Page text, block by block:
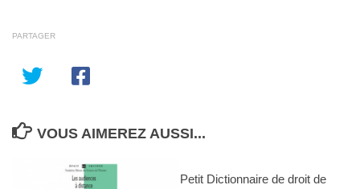
PARTAGER
VOUS AIMEREZ AUSSI...
Petit Dictionnaire de droit de